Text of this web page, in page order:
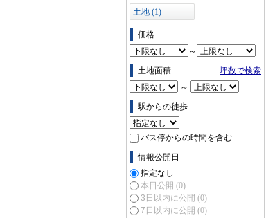
土地 (1)
価格
～
土地面積
坪数で検索
～
駅からの徒歩
バス停からの時間を含む
情報公開日
指定なし
本日公開 (0)
3日以内に公開 (0)
7日以内に公開 (0)